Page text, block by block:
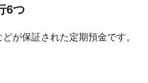
6つ
が保証された定期預金です。